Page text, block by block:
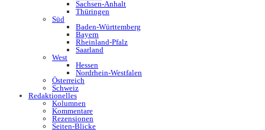
Sachsen-Anhalt
Thüringen
Süd
Baden-Württemberg
Bayern
Rheinland-Pfalz
Saarland
West
Hessen
Nordrhein-Westfalen
Österreich
Schweiz
Redaktionelles
Kolumnen
Kommentare
Rezensionen
Seiten-Blicke